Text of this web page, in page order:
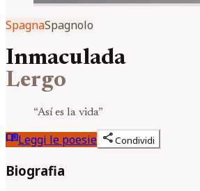
SpagnaSpagnolo
Inmaculada
Lergo
“Así es la vida”
menu_bookLeggi le poesie shareCondividi
Biografia